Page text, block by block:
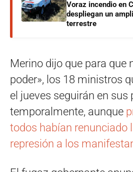
Voraz incendio en
despliegan un
terrestre
Merino dijo que para que
poder», los 18 ministros
el jueves seguirán en sus
temporalmente, aunque
todos habían renunciado
represión a los